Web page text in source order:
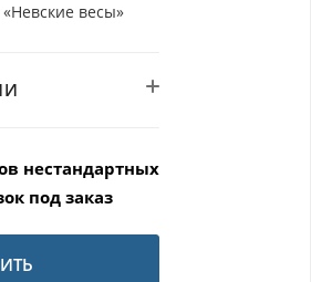
«Невские весы»
нестандартных
под заказ